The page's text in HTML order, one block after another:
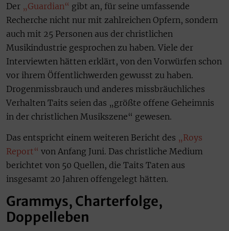
Der „Guardian“ gibt an, für seine umfassende
Recherche nicht nur mit zahlreichen Opfern, sondern
auch mit 25 Personen aus der christlichen
Musikindustrie gesprochen zu haben. Viele der
Interviewten hätten erklärt, von den Vorwürfen schon
vor ihrem Öffentlichwerden gewusst zu haben.
Drogenmissbrauch und anderes missbräuchliches
Verhalten Taits seien das „größte offene Geheimnis
in der christlichen Musikszene“ gewesen.
Das entspricht einem weiteren Bericht des „Roys
Report“ von Anfang Juni. Das christliche Medium
berichtet von 50 Quellen, die Taits Taten aus
insgesamt 20 Jahren offengelegt hätten.
Grammys, Charterfolge,
Doppelleben